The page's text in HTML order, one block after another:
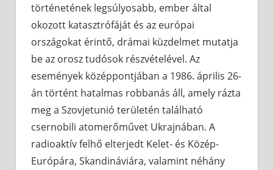
történetének legsúlyosabb, ember által
okozott katasztrófáját és az európai
országokat érintő, drámai küzdelmet mutatja
be az orosz tudósok részvételével. Az
események középpontjában a 1986. április 26-
án történt hatalmas robbanás áll, amely rázta
meg a Szovjetunió területén található
csernobili atomerőművet Ukrajnában. A
radioaktív felhő elterjedt Kelet- és Közép-
Európára, Skandináviára, valamint néhány